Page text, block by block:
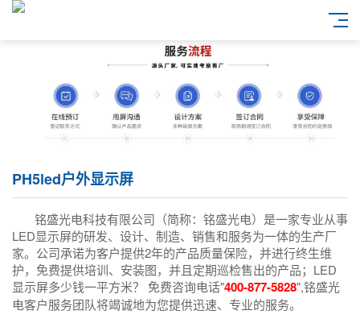
PH5led户外显示屏
铭盛光电科技有限公司（简称：铭盛光电）是一家专业从事
LED显示屏的研发、设计、制造、销售和服务为一体的生产厂
家。公司承诺为客户提供2年的产品质量保险，并进行终生维
护，免费提供培训、安装图，并且定期巡检售出的产品；LED
显示屏多少钱一平方米？ 免费咨询电话"400-877-5828",铭盛光
电客户服务团队将竭诚地为您提供迅速、专业的服务。